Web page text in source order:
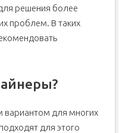
решения более
проблем. В таких
вариантом для многих
для этого